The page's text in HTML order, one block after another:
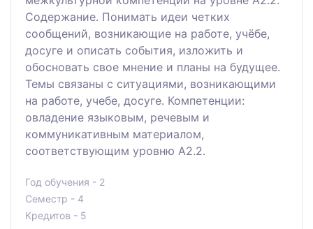
Содержание. Понимать идеи четких
сообщений, возникающие на работе, учёбе,
досуге и описать события, изложить и
обосновать свое мнение и планы на будущее.
Темы связаны с ситуациями, возникающими
на работе, учебе, досуге. Компетенции:
овладение языковым, речевым и
коммуникативным материалом,
соответствующим уровню А2.2.
Год обучения - 2
Семестр - 4
Кредитов - 5